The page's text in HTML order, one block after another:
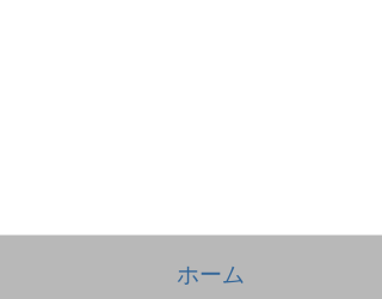
ホーム